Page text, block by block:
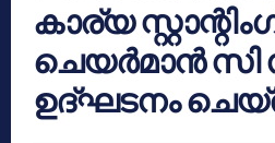
കാര്യ സ്റ്റാന്റിംഗ്
ചെയർമാൻ സി
ഉദ്ഘടനം